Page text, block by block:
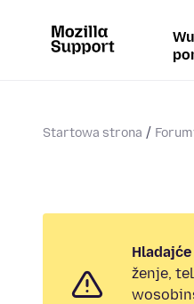
Startowa strona
ženje,